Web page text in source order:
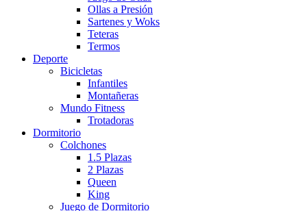
Ollas a Presión
Sartenes y Woks
Teteras
Termos
Deporte
Bicicletas
Infantiles
Montañeras
Mundo Fitness
Trotadoras
Dormitorio
Colchones
1.5 Plazas
2 Plazas
Queen
King
Juego de Dormitorio